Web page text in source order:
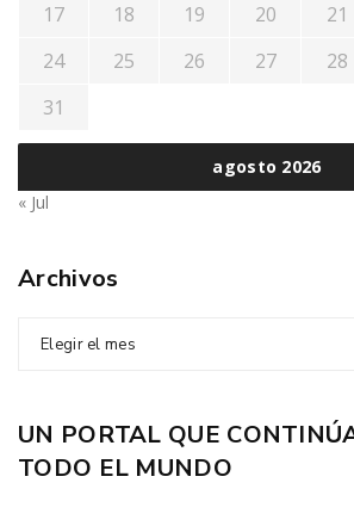
agosto 2026
17
18 19 20 21
24
25 26 27 28
31
« Jul
Archivos
Elegir el mes
UN PORTAL QUE
TODO EL MUNDO